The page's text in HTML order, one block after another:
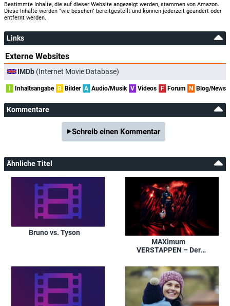
Bestimmte Inhalte, die auf dieser Website angezeigt werden, stammen von Amazon.
Diese Inhalte werden "wie besehen" bereitgestellt und können jederzeit geändert oder
entfernt werden.
Links
Externe Websites
IMDb (Internet Movie Database)
I Inhaltsangabe B Bilder A Audio/Musik V Videos F Forum N Blog/News
Kommentare
Schreib einen Kommentar
Ähnliche Titel
Bruno vs. Tyson
MAXimum
VERSTAPPEN – Der